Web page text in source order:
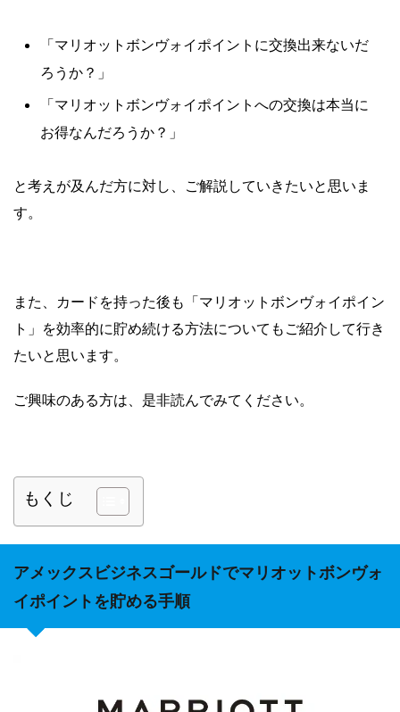
「マリオットボンヴォイポイントに交換出来ないだ
ろうか？」
「マリオットボンヴォイポイントへの交換は本当に
お得なんだろうか？」
と考えが及んだ方に対し、ご解説していきたいと思いま
す。
また、カードを持った後も「マリオットボンヴォイポイン
ト」を効率的に貯め続ける方法についてもご紹介して行き
たいと思います。
ご興味のある方は、是非読んでみてください。
もくじ
アメックスビジネスゴールドでマリオットボンヴォ
イポイントを貯める手順